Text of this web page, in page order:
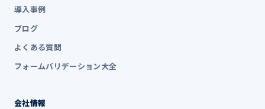
導入事例
ブログ
よくある質問
フォームバリデーション大全
会社情報